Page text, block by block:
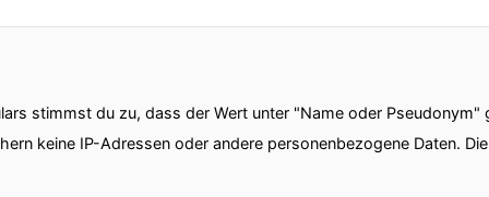
Unternehmer gehen und steckt viel Energie und
stimmst du zu, dass der Wert unter "Name oder
keine IP-Adressen oder andere personenbezogene Daten.